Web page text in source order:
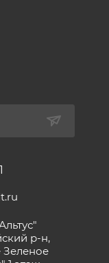
р-н,
Зеленое